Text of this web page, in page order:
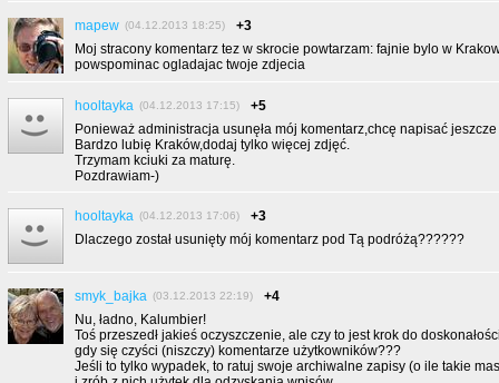
mapew (04.12.2013 18:25)
+3
Moj stracony komentarz tez w skrocie powtarzam: fajnie bylo w
powspominac ogladajac twoje zdjecia
hooltayka (04.12.2013 17:15)
+5
Ponieważ administracja usunęła mój komentarz,chcę napisać jeszcze
Bardzo lubię Kraków,dodaj tylko więcej zdjęć.
Trzymam kciuki za maturę.
Pozdrawiam-)
hooltayka (04.12.2013 17:06)
+3
Dlaczego został usunięty mój komentarz pod Tą podróżą??????
smyk_bajka (03.12.2013 22:19)
+4
Nu, ładno, Kalumbier!
Toś przeszedł jakieś oczyszczenie, ale czy to jest krok do
gdy się czyści (niszczy) komentarze użytkowników???
Jeśli to tylko wypadek, to ratuj swoje archiwalne zapisy (o ile takie